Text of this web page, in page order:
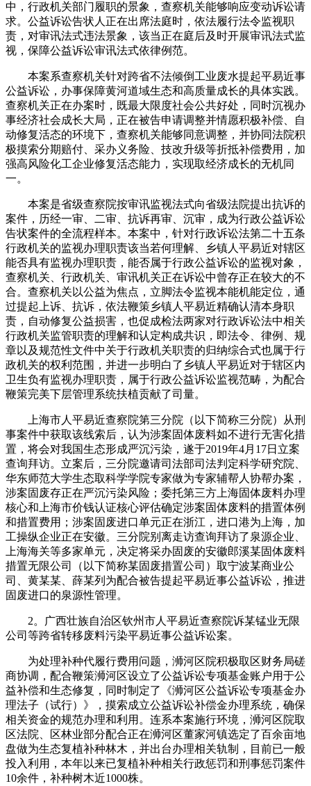
中，行政机关部门履职的景象，查察机关能够响应变动诉讼请
求。公益诉讼告状人正在出席法庭时，依法履行法令监视职
责，对审讯法式违法景象，该当正在庭后及时开展审讯法式监
视，保障公益诉讼审讯法式依律例范。
本案系查察机关针对跨省不法倾倒工业废水提起平易近事
公益诉讼，办事保障黄河道域生态和高质量成长的具体实践。
查察机关正在办案时，既最大限度社会公共好处，同时沉视办
事经济社会成长大局，正在被告申请调整并情愿积极补偿、自
动修复活态的环境下，查察机关能够同意调整，并协同法院积
极摸索分期赔付、采办义务险、技改升级等折抵补偿费用，加
强高风险化工企业修复活态能力，实现取经济成长的无机同
一。
本案是省级查察院按审讯监视法式向省级法院提出抗诉的
案件，历经一审、二审、抗诉再审、沉审，成为行政公益诉讼
告状案件的全流程样本。本案中，针对行政诉讼法第二十五条
行政机关的监视办理职责该当若何理解、乡镇人平易近对辖区
能否具有监视办理职责，能否属于行政公益诉讼的监视对象，
查察机关、行政机关、审讯机关正在诉讼中曾存正在较大的不
合。查察机关以公益为焦点，立脚法令监视本能机能定位，通
过提起上诉、抗诉，依法鞭策乡镇人平易近精确认清本身职
责，自动修复公益损害，也促成检法两家对行政诉讼法中相关
行政机关监管职责的理解和认定构成共识，即法令、律例、规
章以及规范性文件中关于行政机关职责的归纳综合式也属于行
政机关的权利范围，并进一步明白了乡镇人平易近对于辖区内
卫生负有监视办理职责，属于行政公益诉讼监视范畴，为配合
鞭策完美下层管理系统扶植贡献了司量。
上海市人平易近查察院第三分院（以下简称三分院）从刑
事案件中获取该线索后，认为涉案固体废料如不进行无害化措
置，将会对我国生态形成严沉污染，遂于2019年4月17日立案
查询拜访。立案后，三分院邀请司法部司法判定科学研究院、
华东师范大学生态取科学学院专家做为专家辅帮人协帮办案，
涉案固废存正在严沉污染风险；委托第三方上海固体废料办理
核心和上海市价钱认证核心评估确定涉案固体废料的措置体例
和措置费用；涉案固废进口单元正在浙江，进口港为上海，加
工操纵企业正在安徽。三分院别离走访查询拜访了泉源企业、
上海海关等多家单元，决定将采办固废的安徽郎溪某固体废料
措置无限公司（以下简称某固废措置公司）取宁波某商业公
司、黄某某、薛某列为配合被告提起平易近事公益诉讼，推进
固废进口的泉源性管理。
2。广西壮族自治区钦州市人平易近查察院诉某锰业无限
公司等跨省转移废料污染平易近事公益诉讼案。
为处理补种代履行费用问题，浉河区院积极取区财务局磋
商协调，配合鞭策浉河区设立了公益诉讼专项基金账户用于公
益补偿和生态修复，同时制定了《浉河区公益诉讼专项基金办
理法子（试行）》，摸索成立公益诉讼补偿金办理系统，确保
相关资金的规范办理和利用。连系本案施行环境，浉河区院取
区法院、区林业部分配合正在浉河区董家河镇选定了百余亩地
盘做为生态复植补种林木，并出台办理相关轨制，目前已一般
投入利用，本年以来已复植补种相关行政惩罚和刑事惩罚案件
10余件，补种树木近1000株。